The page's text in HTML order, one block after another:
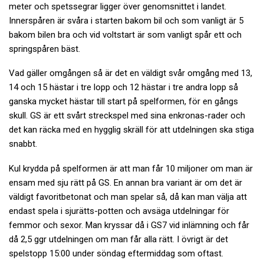
meter och spetssegrar ligger över genomsnittet i landet.
Innerspåren är svåra i starten bakom bil och som vanligt är 5
bakom bilen bra och vid voltstart är som vanligt spår ett och
springspåren bäst.
Vad gäller omgången så är det en väldigt svår omgång med 13,
14 och 15 hästar i tre lopp och 12 hästar i tre andra lopp så
ganska mycket hästar till start på spelformen, för en gångs
skull. GS är ett svårt streckspel med sina enkronas-rader och
det kan räcka med en hygglig skräll för att utdelningen ska stiga
snabbt.
Kul krydda på spelformen är att man får 10 miljoner om man är
ensam med sju rätt på GS. En annan bra variant är om det är
väldigt favoritbetonat och man spelar så, då kan man välja att
endast spela i sjurätts-potten och avsäga utdelningar för
femmor och sexor. Man kryssar då i GS7 vid inlämning och får
då 2,5 ggr utdelningen om man får alla rätt. I övrigt är det
spelstopp 15:00 under söndag eftermiddag som oftast.